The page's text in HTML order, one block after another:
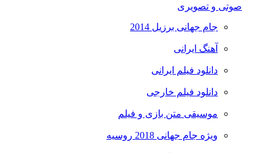
صوتی و تصویری
جام جهانی برزیل 2014
آهنگ ایرانی
دانلود فیلم ایرانی
دانلود فیلم خارجی
موسیقی متن بازی و فیلم
ویژه جام جهانی 2018 روسیه